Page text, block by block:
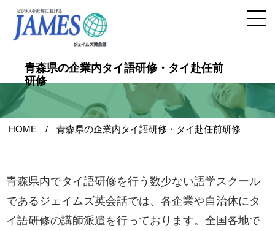
青森県の企業内タイ語研修・タイ赴任前
研修
HOME 青森県の企業内タイ語研修・タイ赴任前研修
青森県内でタイ語研修を行う数少ない語学スクール
であるジェイムズ英会話では、各企業や自治体にタ
イ語研修の講師派遣を行っております。全国各地で